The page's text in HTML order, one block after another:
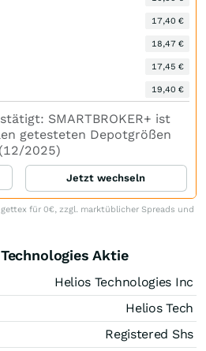
17,40 €
18,47 €
17,45 €
19,40 €
SMARTBROKER+ ist
getesteten Depotgrößen
(12/2025)
Jetzt wechseln
für 0€, zzgl. marktüblicher Spreads und
Aktie
Helios Technologies Inc
Helios Tech
Registered Shs